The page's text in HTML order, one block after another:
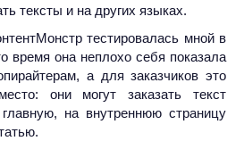
тексты и на других языках.
тестировалась мной в
время она неплохо себя показала
а для заказчиков это
они могут заказать текст
на внутреннюю страницу